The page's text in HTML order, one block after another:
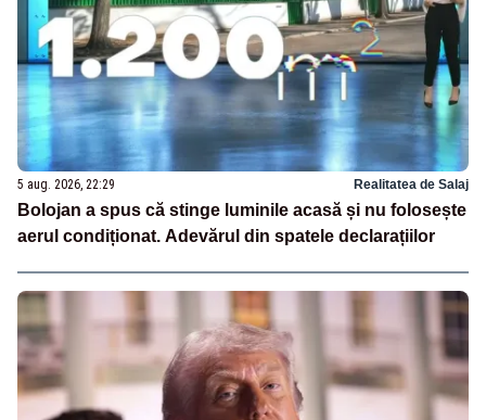
5 aug. 2026, 22:29 Realitatea de Salaj
Bolojan a spus că stinge luminile acasă și nu folosește
aerul condiționat. Adevărul din spatele declarațiilor